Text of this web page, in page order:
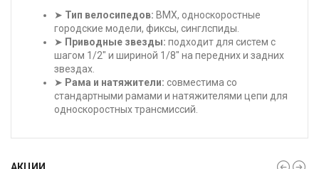
➤ Тип велосипедов: BMX, односкоростные
городские модели, фиксы, синглспиды.
➤ Приводные звезды: подходит для систем с
шагом 1/2" и шириной 1/8" на передних и задних
звездах.
➤ Рама и натяжители: совместима со
стандартными рамами и натяжителями цепи для
односкоростных трансмиссий.
АКЦИИ